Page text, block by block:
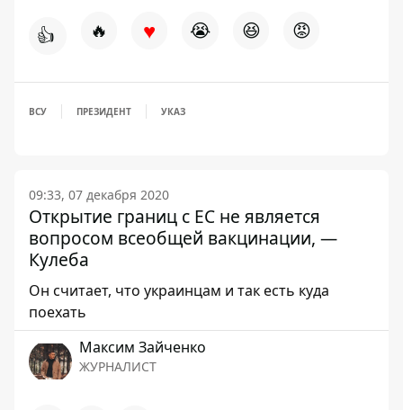
👍 🔥 ♥ 😭 😆 😡
ВСУ ПРЕЗИДЕНТ УКАЗ
09:33, 07 декабря 2020
Открытие границ с ЕС не является
вопросом всеобщей вакцинации, —
Кулеба
Он считает, что украинцам и так есть куда
поехать
Максим Зайченко
ЖУРНАЛИСТ